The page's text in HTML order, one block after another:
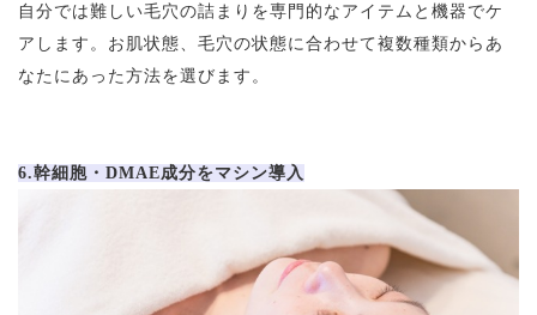
自分では難しい毛穴の詰まりを専門的なアイテムと機器でケ
アします。お肌状態、毛穴の状態に合わせて複数種類からあ
なたにあった方法を選びます。
6.幹細胞・DMAE成分をマシン導入